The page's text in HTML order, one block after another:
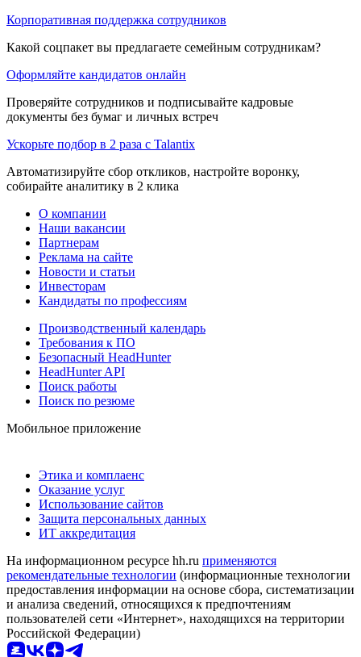
Корпоративная поддержка сотрудников
Какой соцпакет вы предлагаете семейным сотрудникам?
Оформляйте кандидатов онлайн
Проверяйте сотрудников и подписывайте кадровые
документы без бумаг и личных встреч
Ускорьте подбор в 2 раза с Talantix
Автоматизируйте сбор откликов, настройте воронку,
собирайте аналитику в 2 клика
О компании
Наши вакансии
Партнерам
Реклама на сайте
Новости и статьи
Инвесторам
Кандидаты по профессиям
Производственный календарь
Требования к ПО
Безопасный HeadHunter
HeadHunter API
Поиск работы
Поиск по резюме
Мобильное приложение
Этика и комплаенс
Оказание услуг
Использование сайтов
Защита персональных данных
ИТ аккредитация
На информационном ресурсе hh.ru применяются
рекомендательные технологии (информационные технологии
предоставления информации на основе сбора, систематизации
и анализа сведений, относящихся к предпочтениям
пользователей сети «Интернет», находящихся на территории
Российской Федерации)